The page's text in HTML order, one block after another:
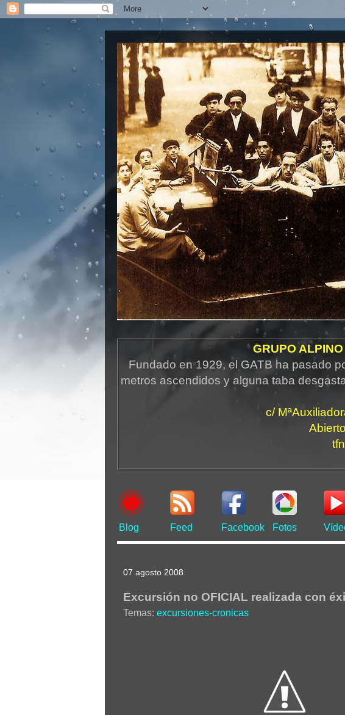
GRUPO
Fundado en 1929, el GATB ha pasado
metros ascendidos y alguna taba
c/
Blog Feed Facebook Fotos
07 agosto 2008
Excursión no OFICIAL realizada con
Temas: excursiones-cronicas